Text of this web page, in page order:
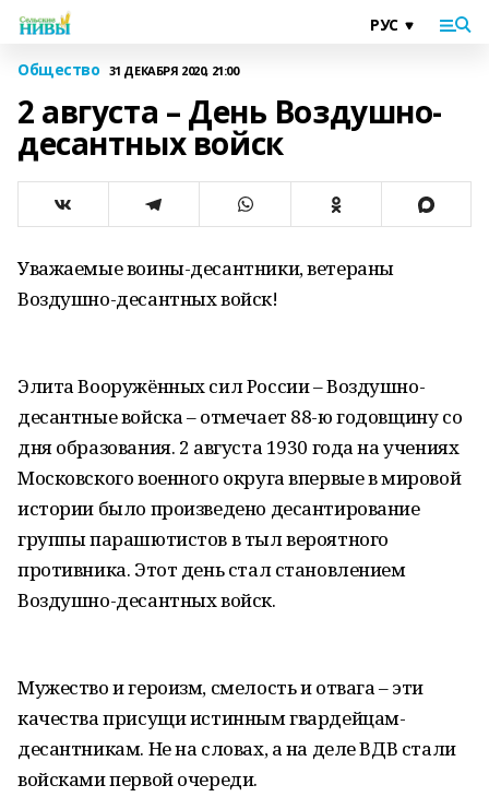
Общество 31 ДЕКАБРЯ 2020, 21:00
2 августа – День Воздушно-
десантных войск
Уважаемые воины-десантники, ветераны
Воздушно-десантных войск!
Элита Вооружённых сил России – Воздушно-
десантные войска – отмечает 88-ю годовщину со
дня образования. 2 августа 1930 года на учениях
Московского военного округа впервые в мировой
истории было произведено десантирование
группы парашютистов в тыл вероятного
противника. Этот день стал становлением
Воздушно-десантных войск.
Мужество и героизм, смелость и отвага – эти
качества присущи истинным гвардейцам-
десантникам. Не на словах, а на деле ВДВ стали
войсками первой очереди.